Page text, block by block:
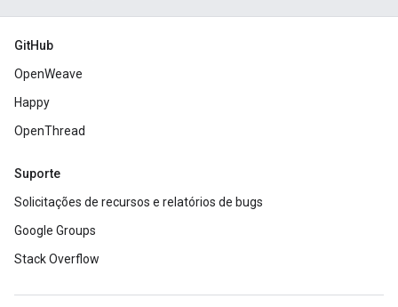
GitHub
OpenWeave
Happy
OpenThread
Suporte
Solicitações de recursos e relatórios de bugs
Google Groups
Stack Overflow